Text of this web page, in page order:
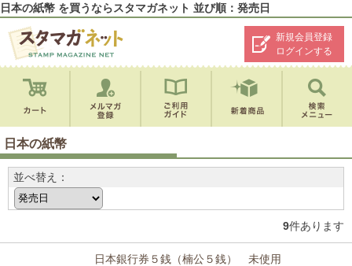
日本の紙幣 を買うならスタマガネット 並び順：発売日
新規会員登録
ログインする
日本の紙幣
並べ替え：
9件あります
日本銀行券５銭（楠公５銭） 未使用